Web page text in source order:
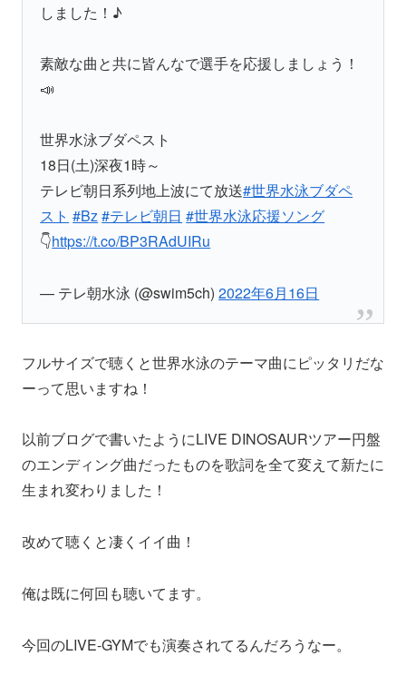
しました！♪
素敵な曲と共に皆んなで選手を応援しましょう！
📣
世界水泳ブダペスト
18日(土)深夜1時～
テレビ朝日系列地上波にて放送#世界水泳ブダペ
スト #Bz#テレビ朝日 #世界水泳応援ソング
👇https://t.co/BP3RAdUIRu
— テレ朝水泳 (@swim5ch)2022年6月16日
フルサイズで聴くと世界水泳のテーマ曲にピッタリだな
ーって思いますね！
以前ブログで書いたようにLIVE DINOSAURツアー円盤
のエンディング曲だったものを歌詞を全て変えて新たに
生まれ変わりました！
改めて聴くと凄くイイ曲！
俺は既に何回も聴いてます。
今回のLIVE-GYMでも演奏されてるんだろうなー。